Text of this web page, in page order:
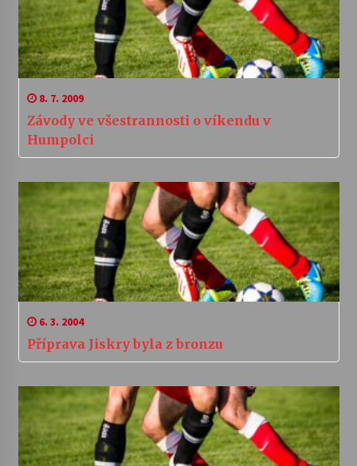
8. 7. 2009
Závody ve všestrannosti o víkendu v
Humpolci
6. 3. 2004
Příprava Jiskry byla z bronzu